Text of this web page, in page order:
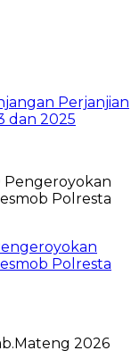
Perjanjian
dan 2025
Polresta